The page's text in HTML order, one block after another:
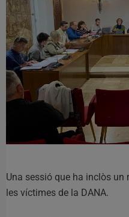
Una sessió que ha inclòs
les víctimes de la DANA.